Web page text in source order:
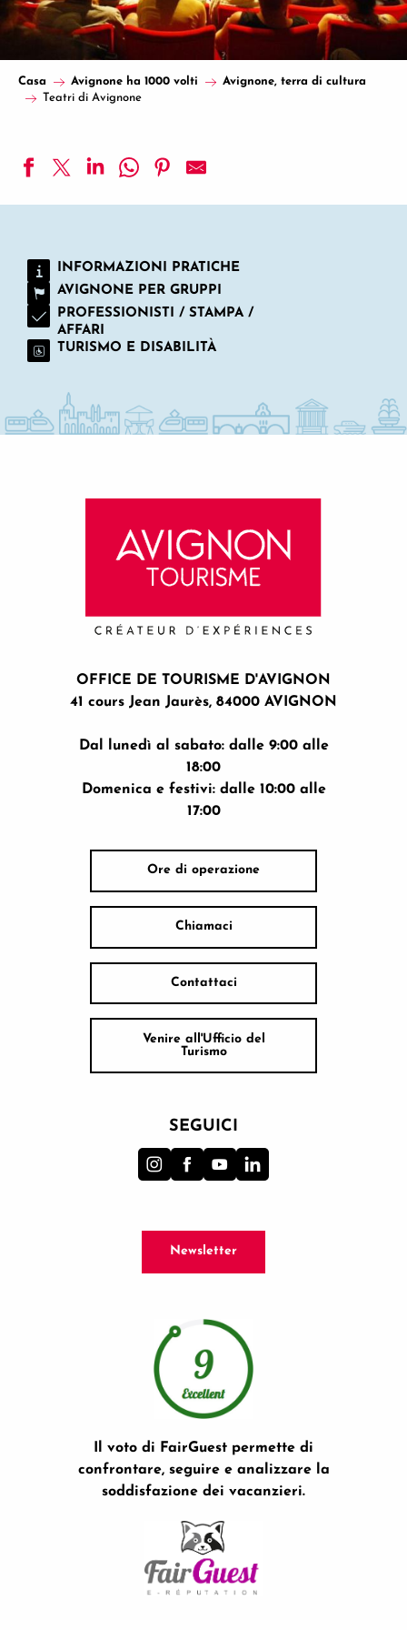
Casa Avignone ha 1000 volti
Avignone, terra di cultura
Teatri di Avignone
Le Totem, Scène conventionnée d'intérêt national Art,
Les Hivernales - CDCN d'Avignon
INFORMAZIONI PRATICHE
AVIGNONE PER GRUPPI
PROFESSIONISTI / STAMPA /
AFFARI
TURISMO E DISABILITÀ
OFFICE DE TOURISME D'AVIGNON
41 cours Jean Jaurès, 84000 AVIGNON
Dal lunedì al sabato: dalle 9:00 alle
18:00
Domenica e festivi: dalle 10:00 alle
17:00
Ore di operazione
Chiamaci
Contattaci
Venire all'Ufficio del
Turismo
SEGUICI
Newsletter
Il voto di FairGuest permette di
confrontare, seguire e analizzare la
soddisfazione dei vacanzieri.